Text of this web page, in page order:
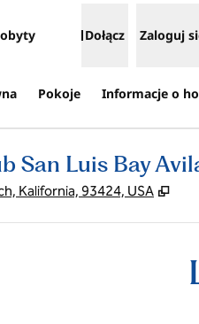
Dołącz Zaloguj
Pokoje Informacje o
San Luis Bay
Kalifornia, 93424, USA ,